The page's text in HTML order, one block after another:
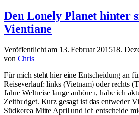
Den Lonely Planet hinter
Vientiane
Veröffentlicht am 13. Februar 201518.
von Chris
Für mich steht hier eine Entscheidung an
Reiseverlauf: links (Vietnam) oder rechts
Jahre Weltreise lange anhören, habe ich
Zeitbudget. Kurz gesagt ist das entweder
Südkorea Mitte April und ich entscheide